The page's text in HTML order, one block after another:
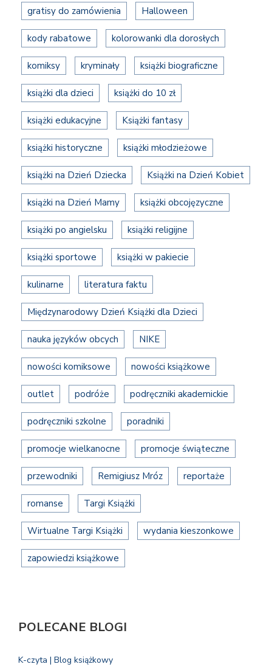
gratisy do zamówienia Halloween
kody rabatowe kolorowanki dla dorosłych
komiksy kryminały książki biograficzne
książki dla dzieci książki do 10 zł
książki edukacyjne Książki fantasy
książki historyczne książki młodzieżowe
książki na Dzień Dziecka Książki na Dzień Kobiet
książki na Dzień Mamy książki obcojęzyczne
książki po angielsku książki religijne
książki sportowe książki w pakiecie
kulinarne literatura faktu
Międzynarodowy Dzień Książki dla Dzieci
nauka języków obcych NIKE
nowości komiksowe nowości książkowe
outlet podróże podręczniki akademickie
podręczniki szkolne poradniki
promocje wielkanocne promocje świąteczne
przewodniki Remigiusz Mróz reportaże
romanse Targi Książki
Wirtualne Targi Książki wydania kieszonkowe
zapowiedzi książkowe
POLECANE BLOGI
K-czyta | Blog książkowy